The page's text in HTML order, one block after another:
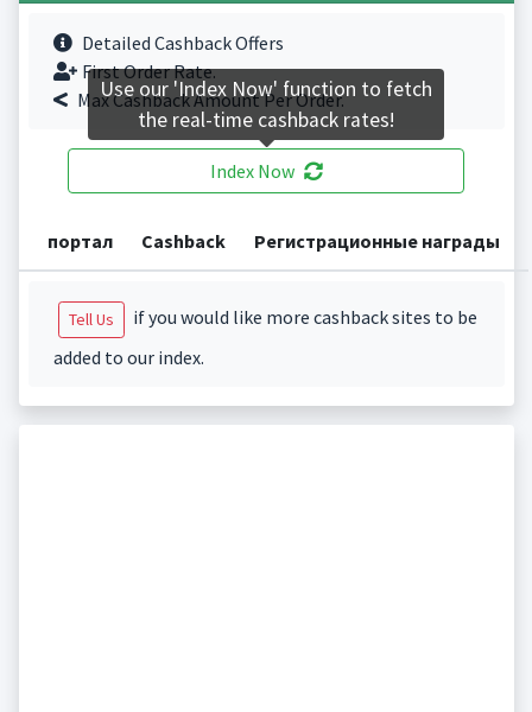
Detailed Cashback Offers
First Order Rate.
Max Cashback Amount Per Order.
Index Now
портал Cashback Регистрационные награды
Tell Us
if you would like more cashback sites to be
added to our index.
Use our 'Index Now' function to fetch
the real-time cashback rates!